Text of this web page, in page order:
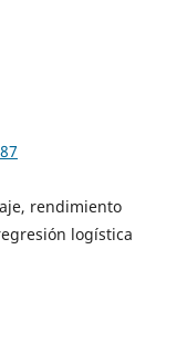
rendimiento
logística